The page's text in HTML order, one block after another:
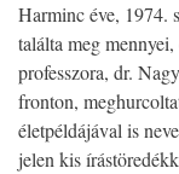
Harminc éve, 1974.
találta meg
professzora, dr.
fronton,
életpéldájával is
jelen kis